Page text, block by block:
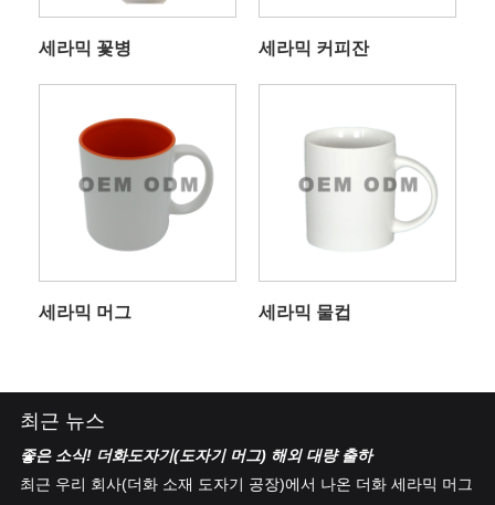
세라믹 꽃병 세라믹 커피잔
세라믹 머그 세라믹 물컵
최근 뉴스
좋은 소식! 더화도자기(도자기 머그) 해외 대량 출하
최근 우리 회사(더화 소재 도자기 공장)에서 나온 더화 세라믹 머그